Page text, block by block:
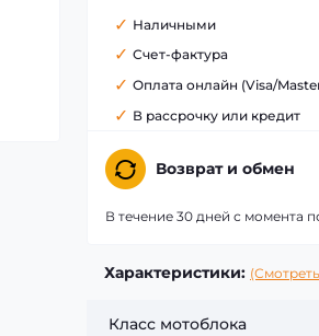
Наличными
Счет-фактура
Оплата онлайн (Visa/
В рассрочку или кредит
Возврат и обмен
В течение 30 дней с момента
Характеристики:
Класс мотоблока